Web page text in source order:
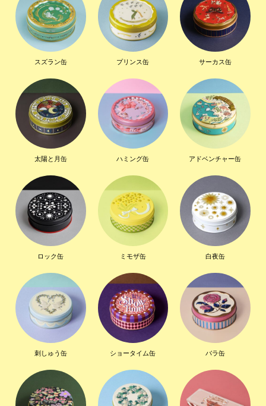
スズラン缶 プリンス缶 サーカス缶
太陽と月缶 ハミング缶 アドベンチャー缶
ロック缶 ミモザ缶 白夜缶
刺しゅう缶 ショータイム缶 バラ缶